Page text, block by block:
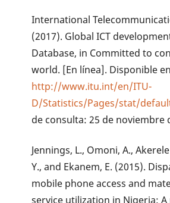
International
(2017). Global ICT
Database, in Committed to
world. [En línea]. Disponible
http://www.itu.int/en/ITU-
D/Statistics/Pages/stat/
de consulta: 25 de noviembre
Jennings, L., Omoni, A.,
Y., and Ekanem, E. (2015).
mobile phone access and
service utilization in Nigeria: